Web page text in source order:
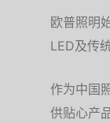
欧普照明
LED及传
作为中国
供贴心产